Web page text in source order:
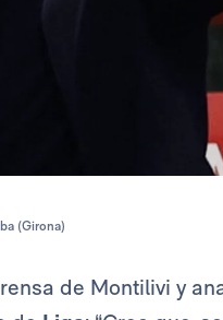
(Girona)
de Montilivi y